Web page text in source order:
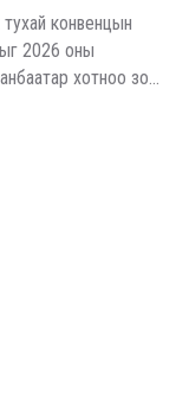
конвенцын
2026 оны
хотноо зо...